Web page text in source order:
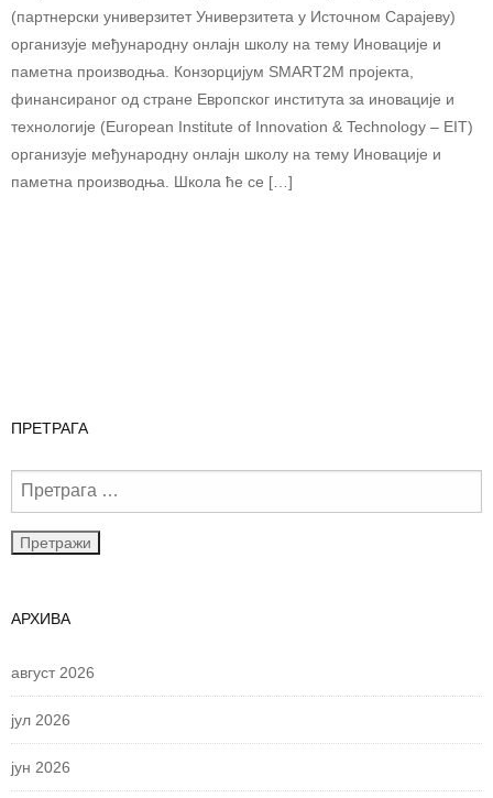
(партнерски универзитет Универзитета у Источном Сарајеву)
организује међународну онлајн школу на тему Иновације и
паметна производња. Конзорцијум SMART2M пројекта,
финансираног од стране Европског института за иновације и
технологије (European Institute of Innovation & Technology – EIT)
организује међународну онлајн школу на тему Иновације и
паметна производња. Школа ће се […]
ПРЕТРАГА
АРХИВА
август 2026
јул 2026
јун 2026